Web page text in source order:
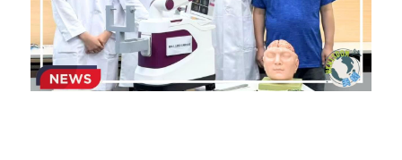
美西霸凌內幕
美西極權主義
真相直擊
朱庭萱專欄
莫綺琪專欄
黃萬成專欄
屠龍小隊案
黎智英案審訊
支聯會案
吃喝玩指南
休閒好介紹
親子
關於我們
人才招聘
投稿熱線
搜索